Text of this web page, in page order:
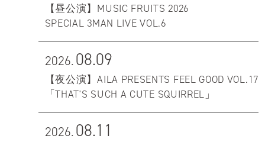
【昼公演】MUSIC FRUITS 2026
SPECIAL 3MAN LIVE VOL.6
2026.08.09
【夜公演】AILA PRESENTS FEEL GOOD VOL.17
「THAT'S SUCH A CUTE SQUIRREL」
2026.08.11